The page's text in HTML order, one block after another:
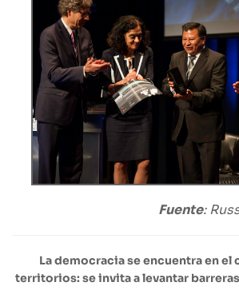
Fuente:
La democracia se encuentra en el
territorios: se invita a levantar